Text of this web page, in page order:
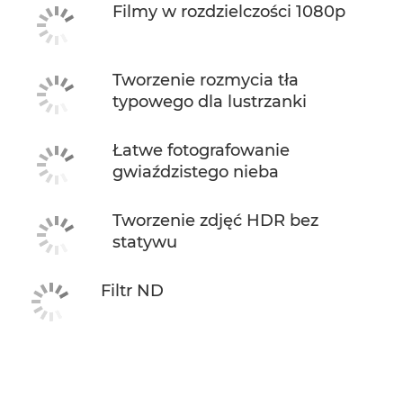
Filmy w rozdzielczości 1080p
Tworzenie rozmycia tła
typowego dla lustrzanki
Łatwe fotografowanie
gwiaździstego nieba
Tworzenie zdjęć HDR bez
statywu
Filtr ND